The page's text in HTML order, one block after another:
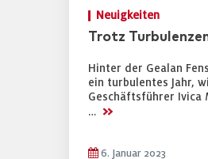
Neuigkeiten
Trotz
Hinter der Gealan
ein turbulentes Jahr,
Geschäftsführer Ivica
… >>
6. Januar 2023